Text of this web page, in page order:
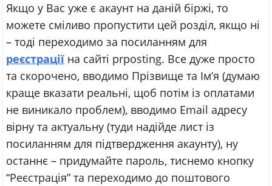
Якщо у Вас уже є акаунт на даній біржі, то
можете сміливо пропустити цей розділ, якщо ні
– тоді переходимо за посиланням для
реєстрації на сайті prposting. Все дуже просто
та скорочено, вводимо Прізвище та Ім’я (думаю
краще вказати реальні, щоб потім із оплатами
не виникало проблем), вводимо Email адресу
вірну та актуальну (туди надійде лист із
посиланням для підтвердження акаунту), ну
останнє – придумайте пароль, тиснемо кнопку
“Реєстрація” та переходимо до поштового